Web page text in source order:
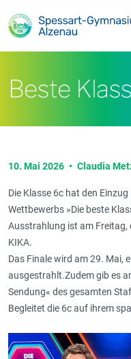
Beste
10. Mai 2026 • Claudia
Die Klasse 6c hat den
Wettbewerbs »Die beste
Ausstrahlung ist am Freitag,
KIKA.
Das Finale wird am 29. Mai,
ausgestrahlt.Zudem gib es
Sendung« des gesamten
Begleitet die 6c auf ihrem